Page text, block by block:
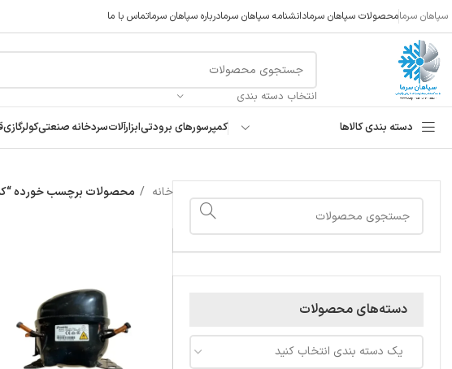
سپاهان سرمامحصولات سپاهان سرمادانشنامه سپاهان سرمادرباره سپاهان سرماتماس با ما
انتخاب دسته بندی
دسته بندی کالاها کمپرسورهای برودتیابزارآلاتسردخانه صنعتیکولرگازی
دسته‌های محصولات
یک دسته بندی انتخاب کنید
خانه محصولات برچسب خورده